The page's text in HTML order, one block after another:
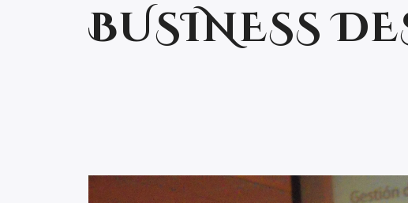
BUSINESS